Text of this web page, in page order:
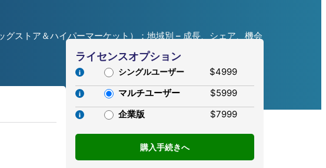
ストア＆ハイパーマーケット）；地域別 – 成長、シェア、機会
ライセンスオプション
シングルユーザー
$4999
マルチユーザー
$5999
企業版
$7999